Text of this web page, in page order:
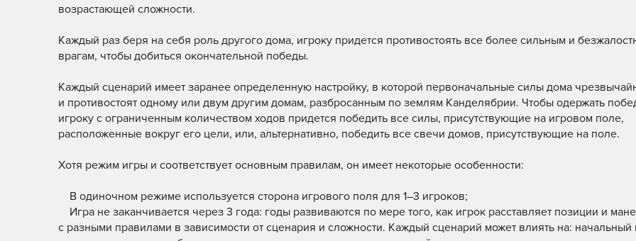
возрастающей сложности.
Каждый раз беря на себя роль другого дома, игроку придется противостоять все более сильным и
врагам, чтобы добиться окончательной победы.
Каждый сценарий имеет заранее определенную настройку, в которой первоначальные силы дома
и противостоят одному или двум другим домам, разбросанным по землям Канделябрии. Чтобы одержать
игроку с ограниченным количеством ходов придется победить все силы, присутствующие на игровом поле,
расположенные вокруг его цели, или, альтернативно, победить все свечи домов, присутствующие на поле.
Хотя режим игры и соответствует основным правилам, он имеет некоторые особенности:
В одиночном режиме используется сторона игрового поля для 1–3 игроков;
Игра не заканчивается через 3 года: годы развиваются по мере того, как игрок расставляет позиции и
с разными правилами в зависимости от сценария и сложности. Каждый сценарий может влиять на: начальный